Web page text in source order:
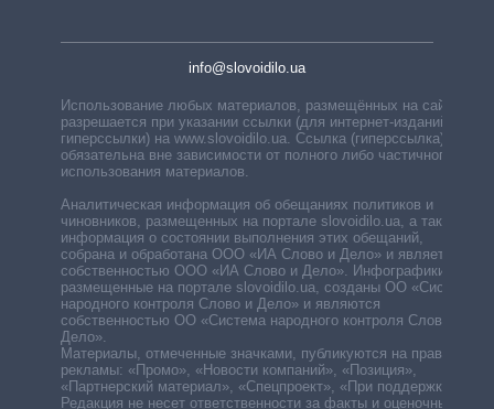
info@slovoidilo.ua
Использование любых материалов, размещённых на сайте,
разрешается при указании ссылки (для интернет-изданий —
гиперссылки) на www.slovoidilo.ua. Ссылка (гиперссылка)
обязательна вне зависимости от полного либо частичного
использования материалов.
Аналитическая информация об обещаниях политиков и
чиновников, размещенных на портале slovoidilo.ua, а также
информация о состоянии выполнения этих обещаний,
собрана и обработана ООО «ИА Слово и Дело» и является
собственностью ООО «ИА Слово и Дело». Инфографики,
размещенные на портале slovoidilo.ua, созданы ОО «Система
народного контроля Слово и Дело» и являются
собственностью ОО «Система народного контроля Слово и
Дело».
Материалы, отмеченные значками, публикуются на правах
рекламы: «Промо», «Новости компаний», «Позиция»,
«Партнерский материал», «Спецпроект», «При поддержке».
Редакция не несет ответственности за факты и оценочные